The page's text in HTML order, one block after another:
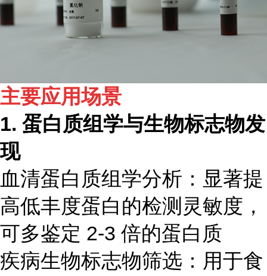
主要应用场景
1. 蛋白质组学与生物标志物发
现
血清蛋白质组学分析：显著提
高低丰度蛋白的检测灵敏度，
可多鉴定 2-3 倍的蛋白质
疾病生物标志物筛选：用于食